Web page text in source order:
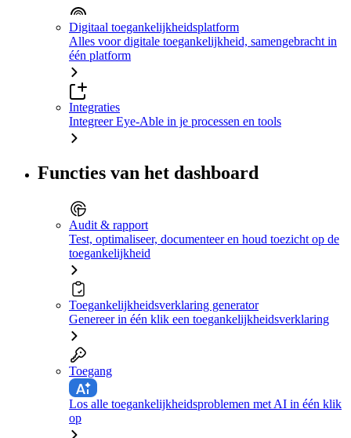
Digitaal toegankelijkheidsplatform
Alles voor digitale toegankelijkheid, samengebracht in
één platform
Integraties
Integreer Eye-Able in je processen en tools
Functies van het dashboard
Audit & rapport
Test, optimaliseer, documenteer en houd toezicht op de
toegankelijkheid
Toegankelijkheidsverklaring generator
Genereer in één klik een toegankelijkheidsverklaring
Toegang
Los alle toegankelijkheidsproblemen met AI in één klik
op